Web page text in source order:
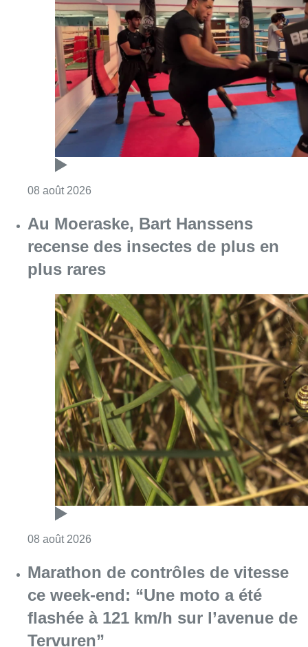
08 août 2026
Au Moeraske, Bart Hanssens
recense des insectes de plus en
plus rares
08 août 2026
Marathon de contrôles de vitesse
ce week-end: “Une moto a été
flashée à 121 km/h sur l’avenue de
Tervuren”